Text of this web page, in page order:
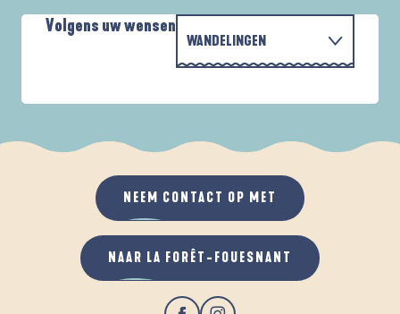
Volgens uw wensen
WANDELINGEN
ALS HET REGENT
IN DE FRISSE LUCHT
NEEM CONTACT OP MET
NAAR LA FORÊT-FOUESNANT